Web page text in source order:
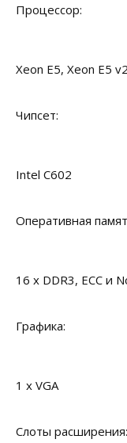
Процессор:
Xeon E5, Xeon E5 v2
Чипсет:
Intel С602
Оперативная
16 x DDR3, ECC и
Графика:
1 x VGA
Слоты расширения: